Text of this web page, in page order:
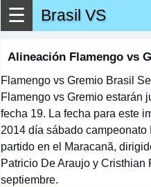
☰ Brasil VS
Alineación Flamengo vs
Flamengo vs Gremio Brasil
Flamengo vs Gremio estarán
fecha 19. La fecha para este
2014 día sábado
partido en el Maracanã,
Patricio De Araujo y
septiembre.
▶